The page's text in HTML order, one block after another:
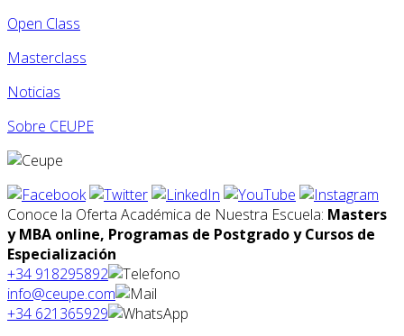
Open Class
Masterclass
Noticias
Sobre CEUPE
Conoce la Oferta Académica de Nuestra Escuela: Masters
y MBA online, Programas de Postgrado y Cursos de
Especialización
+34 918295892
info@ceupe.com
+34 621365929